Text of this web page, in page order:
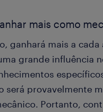
mais como
ganhará mais a
grande influência
será provavelmente
Portanto,